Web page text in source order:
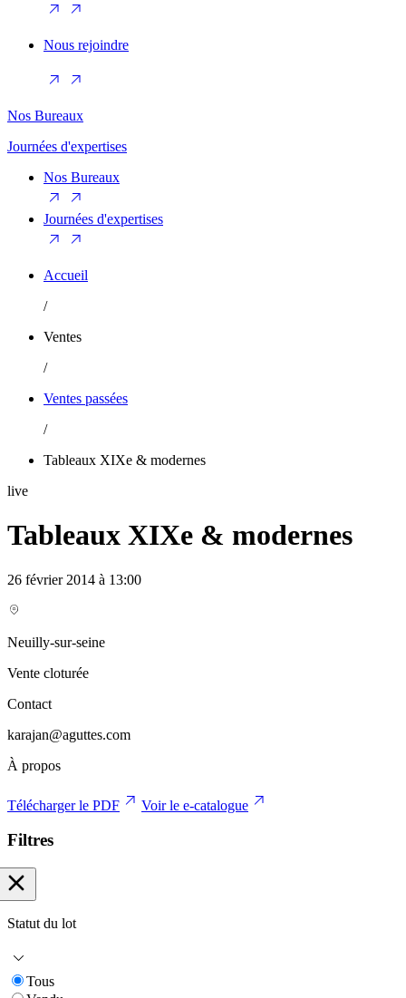
Nous rejoindre
Nos Bureaux
Journées d'expertises
Nos Bureaux
Journées d'expertises
Accueil
/
Ventes
/
Ventes passées
/
Tableaux XIXe & modernes
live
Tableaux XIXe & modernes
26 février 2014 à 13:00
Neuilly-sur-seine
Vente cloturée
Contact
karajan@aguttes.com
À propos
Télécharger le PDF Voir le e-catalogue
Filtres
Statut du lot
Tous